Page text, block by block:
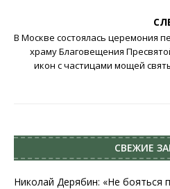
В Москве состоялась церемония
храму Благовещения
икон с частицами мощей
СВЕЖИЕ
Николай Дерябин: «Не бояться